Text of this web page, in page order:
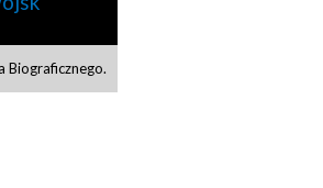
Biograficznego.